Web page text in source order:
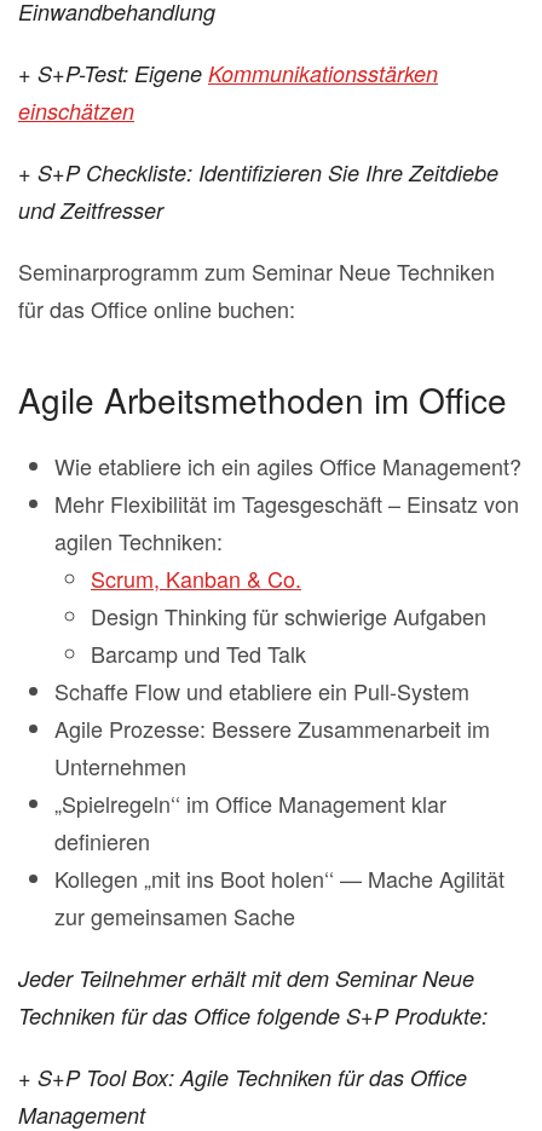
Einwandbehandlung
+ S+P-Test: Eigene Kommunikationsstärken
einschätzen
+ S+P Checkliste: Identifizieren Sie Ihre Zeitdiebe
und Zeitfresser
Seminarprogramm zum Seminar Neue Techniken
für das Office online buchen:
Agile Arbeitsmethoden im Office
Wie etabliere ich ein agiles Office Management?
Mehr Flexibilität im Tagesgeschäft – Einsatz von
agilen Techniken:
Scrum, Kanban & Co.
Design Thinking für schwierige Aufgaben
Barcamp und Ted Talk
Schaffe Flow und etabliere ein Pull-System
Agile Prozesse: Bessere Zusammenarbeit im
Unternehmen
„Spielregeln‘‘ im Office Management klar
definieren
Kollegen „mit ins Boot holen‘‘ — Mache Agilität
zur gemeinsamen Sache
Jeder Teilnehmer erhält mit dem Seminar Neue
Techniken für das Office folgende S+P Produkte:
+ S+P Tool Box: Agile Techniken für das Office
Management